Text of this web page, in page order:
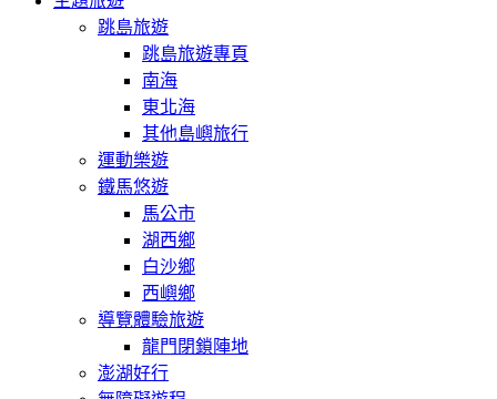
跳島旅遊
跳島旅遊專頁
南海
東北海
其他島嶼旅行
運動樂遊
鐵馬悠遊
馬公市
湖西鄉
白沙鄉
西嶼鄉
導覽體驗旅遊
龍門閉鎖陣地
澎湖好行